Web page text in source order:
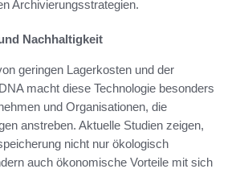
Archivierungsstrategien.
Nachhaltigkeit
geringen Lagerkosten und der
macht diese Technologie besonders
und Organisationen, die
anstreben. Aktuelle Studien zeigen,
nicht nur ökologisch
auch ökonomische Vorteile mit sich